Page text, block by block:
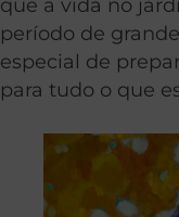
que a vida no
período de
especial de
para tudo o que